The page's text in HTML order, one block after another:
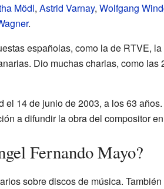
Mödl, Astrid Varnay, Wolfgang
.
españolas, como la de RTVE,
Dio muchas charlas, como
14 de junio de 2003, a los 63
a difundir la obra del compositor
Fernando Mayo?
sobre discos de música.